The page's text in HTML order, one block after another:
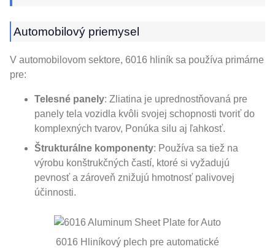
Automobilový priemysel
V automobilovom sektore, 6016 hliník sa používa primárne
pre:
Telesné panely: Zliatina je uprednostňovaná pre
panely tela vozidla kvôli svojej schopnosti tvoriť do
komplexných tvarov, Ponúka silu aj ľahkosť.
Štrukturálne komponenty: Používa sa tiež na
výrobu konštrukčných častí, ktoré si vyžadujú
pevnosť a zároveň znižujú hmotnosť palivovej
účinnosti.
6016 Hliníkový plech pre automatické